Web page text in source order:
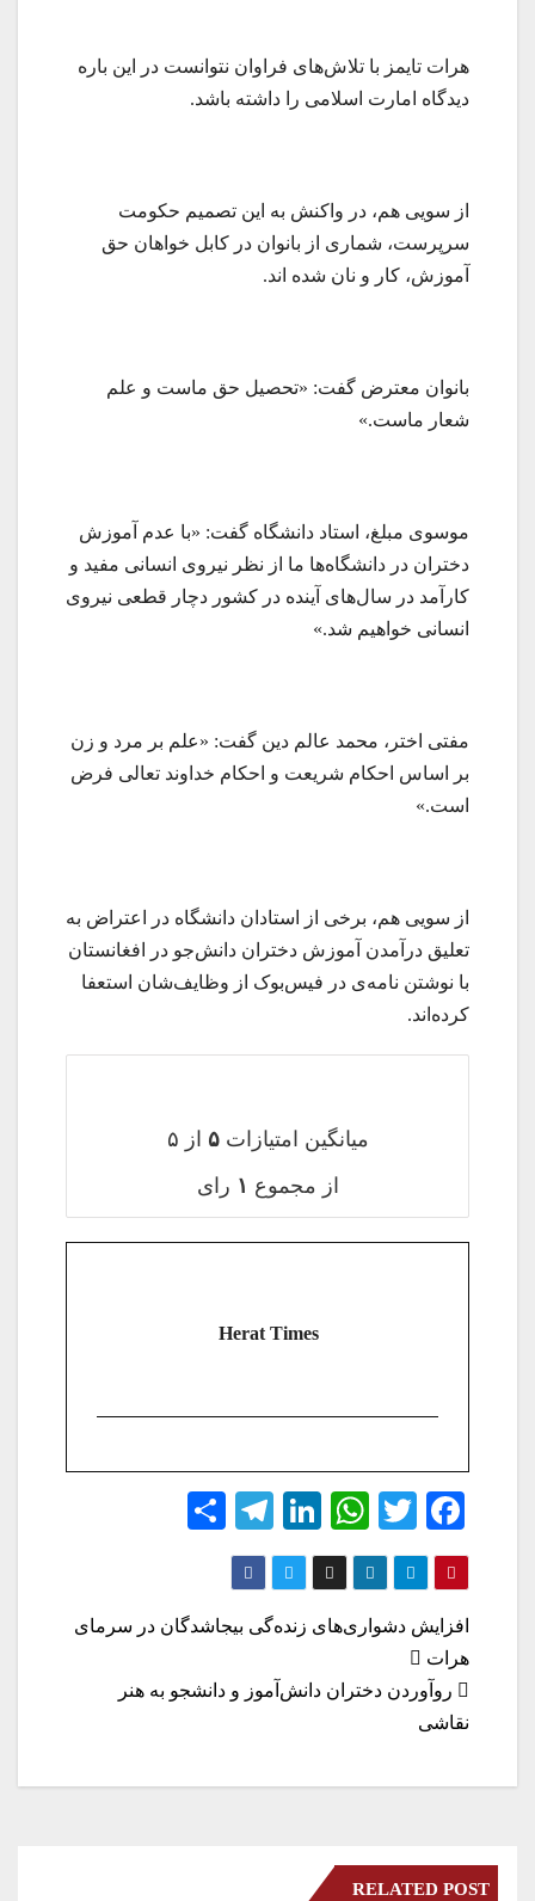
هرات تایمز با تلاش‌های فراوان نتوانست در این باره
دیدگاه امارت اسلامی را داشته باشد.
از سویی هم، در واکنش به این تصمیم حکومت
سرپرست، شماری از بانوان در کابل خواهان حق
آموزش، کار و نان شده اند.
بانوان معترض گفت: «تحصیل حق ماست و علم
شعار ماست.»
موسوی مبلغ، استاد دانشگاه گفت: «با عدم آموزش
دختران در دانشگاه‌ها ما از نظر نیروی انسانی مفید و
کارآمد در سال‌های آینده در کشور دچار قطعی نیروی
انسانی خواهیم شد.»
مفتی اختر، محمد عالم دین گفت: «علم بر مرد و زن
بر اساس احکام شریعت و احکام خداوند تعالی فرض
است.»
از سویی هم، برخی از استادان دانشگاه در اعتراض به
تعلیق درآمدن آموزش دختران دانش‌جو در افغانستان
با نوشتن نامه‌ی در فیس‌بوک از وظایف‌شان استعفا
کرده‌اند.
میانگین امتیازات۵ از ۵
از مجموع ۱ رای
Herat Times
Fa
ce
bo
ok
T
wi
tte
r
W
ha
ts
A
Li
nk
ed
In
Te
le
gr
a
راهبری
نوشته
افزایش دشواری‌های زنده‌گی بیجاشدگان در سرمای
هرات
روآوردن دختران دانش‌آموز و دانشجو به هنر
نقاشی
RELATED POST